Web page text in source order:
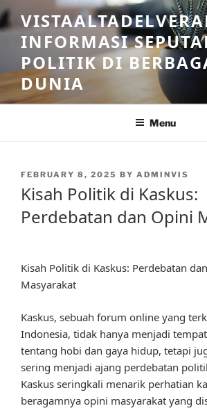
Skip
to
contentINFORMASI
POLITIK DI
DUNIA
Menu
POSTED
ON
FEBRUARY 8, 2025 BY ADMINVIS
Kisah Politik di Kaskus:
Perdebatan dan Opini
Kisah Politik di Kaskus: Perdebatan
Masyarakat
Kaskus, sebuah forum online yang
Indonesia, tidak hanya menjadi
tentang hobi dan gaya hidup, tetapi
sering menjadi ajang perdebatan
Kaskus seringkali menarik perhatian
beragamnya opini masyarakat yang